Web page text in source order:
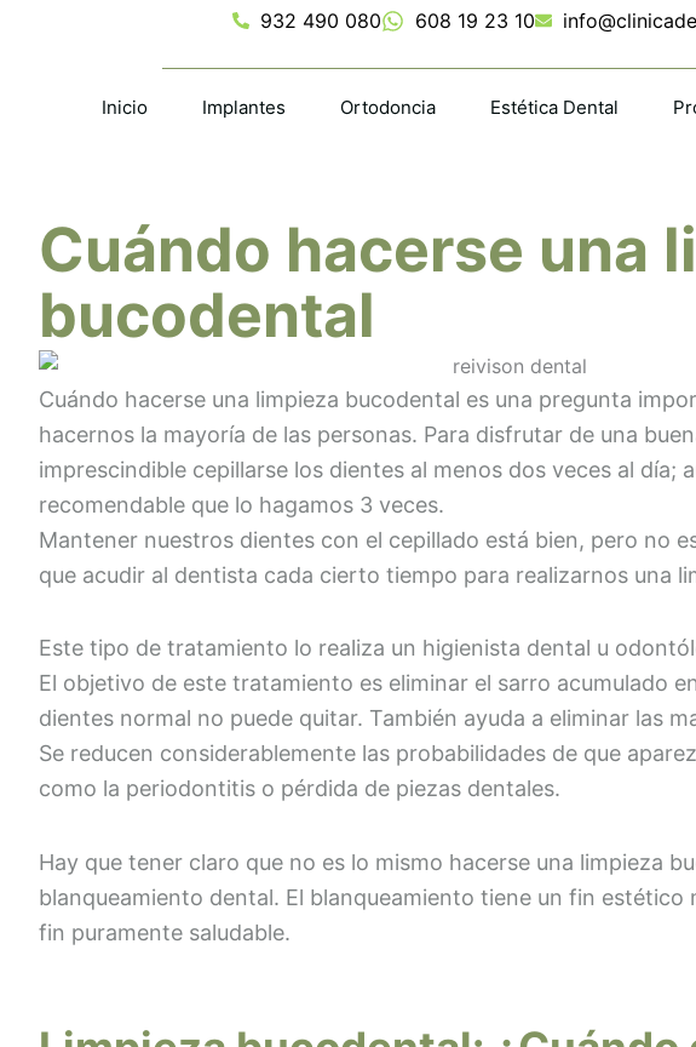
932 490 080 608 19 23 10
Inicio Implantes Ortodoncia Estética Dental
Cuándo hacerse una
bucodental
Cuándo hacerse una limpieza bucodental es una pregunta
hacernos la mayoría de las personas. Para disfrutar de una
imprescindible cepillarse los dientes al menos dos veces al día;
recomendable que lo hagamos 3 veces.
Mantener nuestros dientes con el cepillado está bien, pero no
que acudir al dentista cada cierto tiempo para realizarnos una
Este tipo de tratamiento lo realiza un higienista dental u
El objetivo de este tratamiento es eliminar el sarro acumulado
dientes normal no puede quitar. También ayuda a eliminar las
Se reducen considerablemente las probabilidades de que
como la periodontitis o pérdida de piezas dentales.
Hay que tener claro que no es lo mismo hacerse una limpieza
blanqueamiento dental. El blanqueamiento tiene un fin estético
fin puramente saludable.